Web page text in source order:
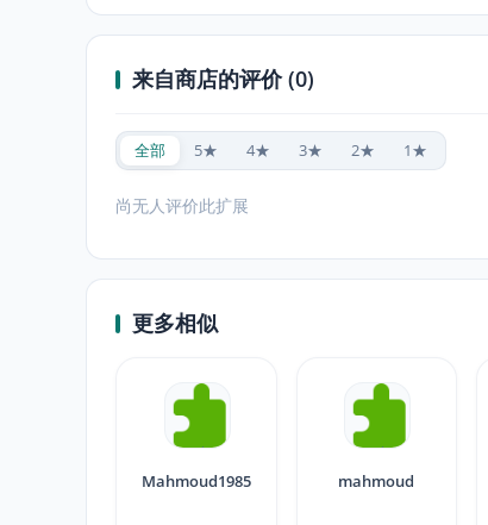
来自商店的评价 (0)
全部 5★ 4★ 3★ 2★ 1★
尚无人评价此扩展
更多相似
Mahmoud1985 mahmoud